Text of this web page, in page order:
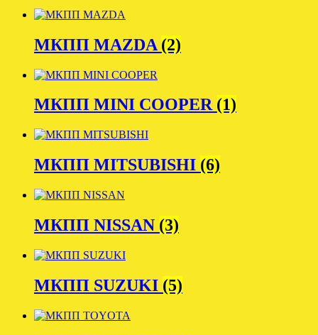
МКПП MAZDA (2)
МКПП MINI COOPER (1)
МКПП MITSUBISHI (6)
МКПП NISSAN (3)
МКПП SUZUKI (5)